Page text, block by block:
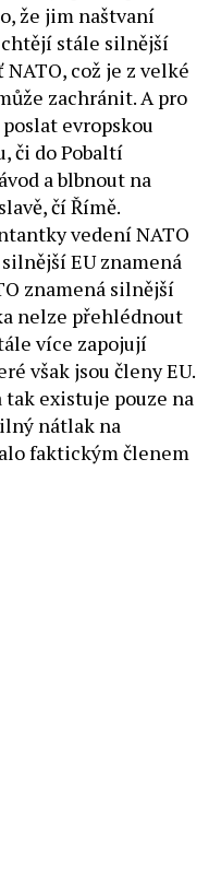
že jim naštvaní
chtějí stále silnější
NATO, což je z velké
zachránit. A pro
evropskou
či do Pobaltí
a blbnout na
čí Římě.
vedení NATO
EU znamená
znamená silnější
nelze přehlédnout
více zapojují
však jsou členy EU.
existuje pouze na
nátlak na
faktickým členem